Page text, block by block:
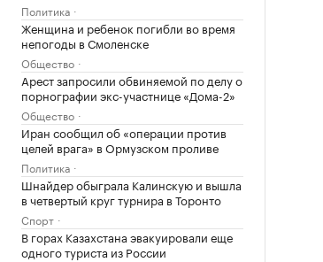
Политика
Женщина и ребенок погибли во время
непогоды в Смоленске
Общество
Арест запросили обвиняемой по делу о
порнографии экс-участнице «Дома-2»
Общество
Иран сообщил об «операции против
целей врага» в Ормузском проливе
Политика
Шнайдер обыграла Калинскую и вышла
в четвертый круг турнира в Торонто
Спорт
В горах Казахстана эвакуировали еще
одного туриста из России